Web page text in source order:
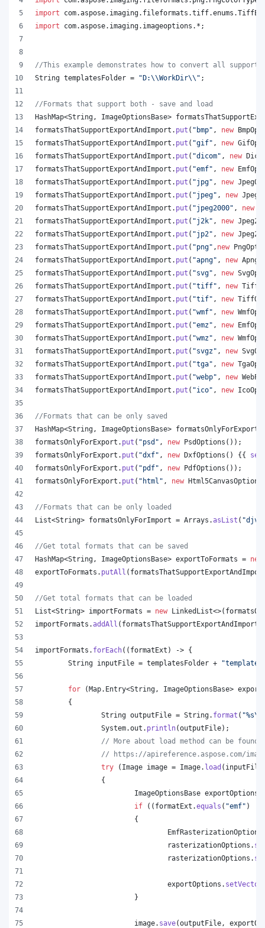
import
com.aspose. imaging. fileformats .tiff.enums .
import
com.aspose. imaging. imageoptions .*;
//This example demonstrates how to convert all
String templatesFolder = "D:\\WorkDir\\ " ;
//Formats that support both - save and load
HashMap<String , ImageOptionsBase>
formatsThatSupportExportAndImport . put ( "bmp" , new
formatsThatSupportExportAndImport . put ( "gif" , new
formatsThatSupportExportAndImport . put ( "dicom" , new
formatsThatSupportExportAndImport . put ( "emf" , new
formatsThatSupportExportAndImport . put ( "jpg" , new
formatsThatSupportExportAndImport . put ( "jpeg" , new
formatsThatSupportExportAndImport . put ( "jpeg2000" , new
formatsThatSupportExportAndImport . put ( "j2k" , new
formatsThatSupportExportAndImport . put ( "jp2" , new
formatsThatSupportExportAndImport . put ( "png" , new
formatsThatSupportExportAndImport . put ( "apng" , new
formatsThatSupportExportAndImport . put ( "svg" , new
formatsThatSupportExportAndImport . put ( "tiff" , new
formatsThatSupportExportAndImport . put ( "tif" , new
formatsThatSupportExportAndImport . put ( "wmf" , new
formatsThatSupportExportAndImport . put ( "emz" , new
formatsThatSupportExportAndImport . put ( "wmz" , new
formatsThatSupportExportAndImport . put ( "svgz" , new
formatsThatSupportExportAndImport . put ( "tga" , new
formatsThatSupportExportAndImport . put ( "webp" , new
formatsThatSupportExportAndImport . put ( "ico" , new
//Formats that can be only saved
HashMap<String , ImageOptionsBase> formatsOnlyForExport
formatsOnlyForExport . put ( "psd" , new PsdOptions ());
formatsOnlyForExport . put ( "dxf" , new DxfOptions () {{
formatsOnlyForExport . put ( "pdf" , new PdfOptions ());
formatsOnlyForExport . put ( "html" , new Html5CanvasOptions
//Formats that can be only loaded
List<String> formatsOnlyForImport = Arrays .asList (
//Get total formats that can be saved
HashMap<String , ImageOptionsBase> exportToFormats = new
exportToFormats . putAll (
//Get total formats that can be loaded
List<String> importFormats = new LinkedList<>(
importFormats .addAll ( formatsThatSupportExportAndImport
importFormats . forEach(( formatExt ) -> {
String inputFile = templatesFolder +
for (Map. Entry<String , ImageOptionsBase>
	{
String outputFile = String. format ( "%s\\
System.out . println(outputFile);
// More about load method can be found
// https://apireference.aspose.com/
try ( Image image = Image. load ( inputFile
		{
ImageOptionsBase exportOptions
if (( formatExt .equals ( "emf" )
			{
EmfRasterizationOptions
rasterizationOptions .
rasterizationOptions .
exportOptions .
			}
image. save(outputFile ,